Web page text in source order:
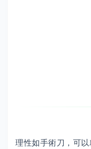
理性如手術刀，可